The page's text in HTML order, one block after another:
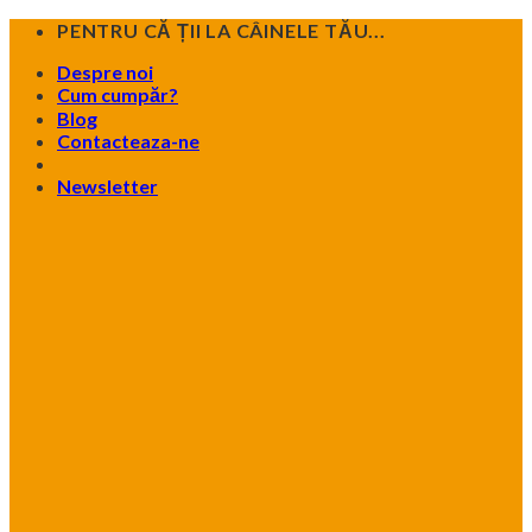
Skip
content
PENTRU CĂ ȚII LA CÂINELE TĂU...
Despre noi
Cum cumpăr?
Blog
Contacteaza-ne
Newsletter